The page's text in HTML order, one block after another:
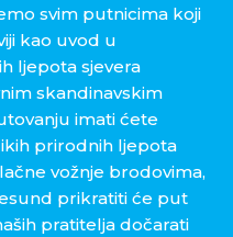
svim putnicima koji
kao uvod u
ljepota sjevera
skandinavskim
imati ćete
prirodnih ljepota
vožnje brodovima,
prikratiti će put
pratitelja dočarati